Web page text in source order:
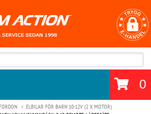
0
ELBILAR FÖR BARN 10-12V (2 X MOTOR)